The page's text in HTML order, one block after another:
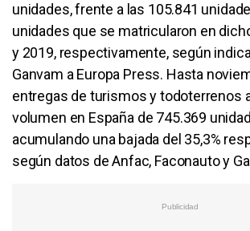
unidades, frente a las 105.841
unidades que se matricularon en
y 2019, respectivamente, según
Ganvam a Europa Press. Hasta
entregas de turismos y todoterrenos
volumen en España de 745.369
acumulando una bajada del 35,3%
según datos de Anfac, Faconauto y